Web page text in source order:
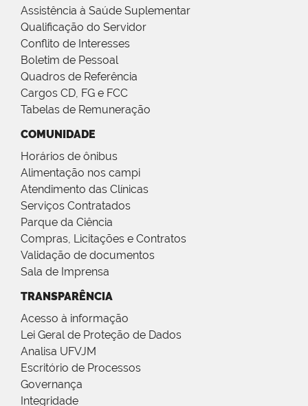
Assistência à Saúde Suplementar
Qualificação do Servidor
Conflito de Interesses
Boletim de Pessoal
Quadros de Referência
Cargos CD, FG e FCC
Tabelas de Remuneração
COMUNIDADE
Horários de ônibus
Alimentação nos campi
Atendimento das Clínicas
Serviços Contratados
Parque da Ciência
Compras, Licitações e Contratos
Validação de documentos
Sala de Imprensa
TRANSPARÊNCIA
Acesso à informação
Lei Geral de Proteção de Dados
Analisa UFVJM
Escritório de Processos
Governança
Integridade